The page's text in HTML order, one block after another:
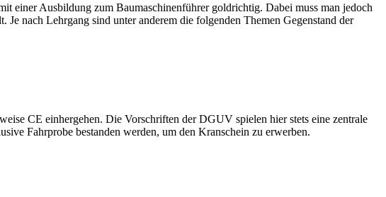
einer Ausbildung zum Baumaschinenführer goldrichtig. Dabei muss man jedoch
nach Lehrgang sind unter anderem die folgenden Themen Gegenstand der
CE einhergehen. Die Vorschriften der DGUV spielen hier stets eine zentrale
Fahrprobe bestanden werden, um den Kranschein zu erwerben.